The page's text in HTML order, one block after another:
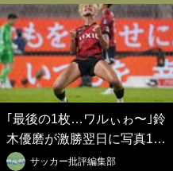
界戦略】(2)
｢最後の1枚…ワルぃゎ〜｣鈴
木優磨が激勝翌日に写真12
枚投稿→渾身の“煽りショッ
サッカー批評編集部